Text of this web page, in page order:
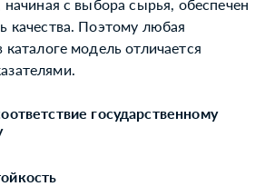
с выбора сырья, обеспечен
качества. Поэтому любая
каталоге модель отличается
государственному